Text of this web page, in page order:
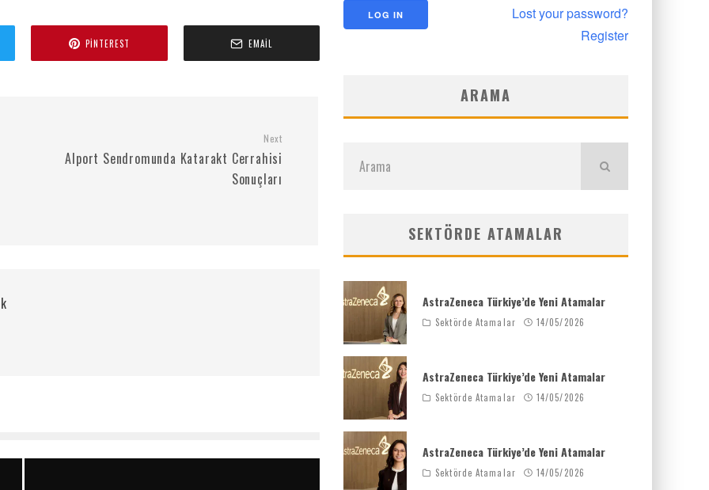
PINTEREST EMAIL
Next
Alport Sendromunda Katarakt Cerrahisi
Sonuçları
Lost your password?
Register
ARAMA
SEKTÖRDE ATAMALAR
AstraZeneca Türkiye’de Yeni Atamalar
Sektörde Atamalar 14/05/2026
AstraZeneca Türkiye’de Yeni Atamalar
Sektörde Atamalar 14/05/2026
AstraZeneca Türkiye’de Yeni Atamalar
Sektörde Atamalar 14/05/2026